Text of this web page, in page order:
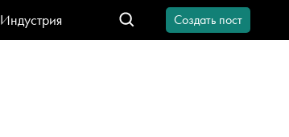
Индустрия
Создать пост